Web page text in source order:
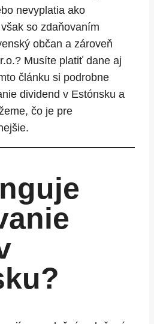
nevyplatia ako
so zdaňovaním
občan a zároveň
Musíte platiť dane aj
článku si podrobne
dividend v Estónsku a
čo je pre